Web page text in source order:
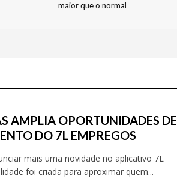
escolas da rede
AMPLIA OPORTUNIDADES DE
DO 7L EMPREGOS
mais uma novidade no aplicativo 7L
foi criada para aproximar quem...